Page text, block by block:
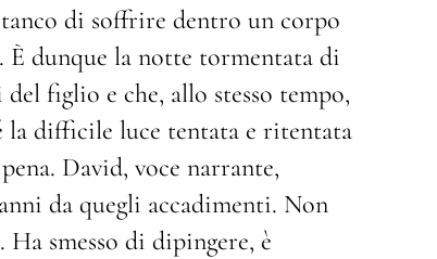
di soffrire dentro un corpo
È dunque la notte tormentata di
figlio e che, allo stesso tempo,
la difficile luce tentata e ritentata
David, voce narrante,
da quegli accadimenti. Non
smesso di dipingere, è